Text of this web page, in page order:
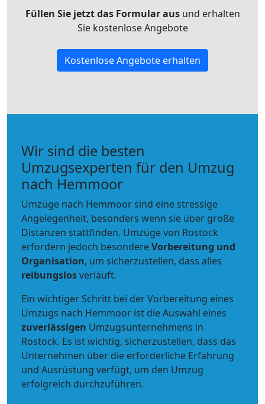
Füllen Sie jetzt das Formular ausund erhalten
Sie kostenlose Angebote
Kostenlose Angebote erhalten
Wir sind die besten
Umzugsexperten für den Umzug
nach Hemmoor
Umzüge nach Hemmoor sind eine stressige
Angelegenheit, besonders wenn sie über große
Distanzen stattfinden. Umzüge von Rostock
erfordern jedoch besondereVorbereitung und
Organisation, um sicherzustellen, dass alles
reibungslosverläuft.
Ein wichtiger Schritt bei der Vorbereitung eines
Umzugs nach Hemmoor ist die Auswahl eines
zuverlässigen Umzugsunternehmens in
Rostock. Es ist wichtig, sicherzustellen, dass das
Unternehmen über die erforderliche Erfahrung
und Ausrüstung verfügt, um den Umzug
erfolgreich durchzuführen.